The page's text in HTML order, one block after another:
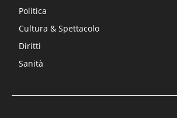
Politica
Cultura & Spettacolo
Diritti
Sanità